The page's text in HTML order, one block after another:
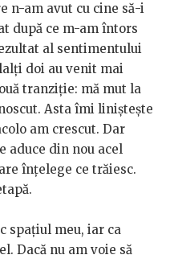
n-am avut cu cine să-i
după ce m-am întors
al sentimentului
doi au venit mai
tranziție: mă mut la
Asta îmi liniștește
am crescut. Dar
aduce din nou acel
înțelege ce trăiesc.
spațiul meu, iar ca
Dacă nu am voie să